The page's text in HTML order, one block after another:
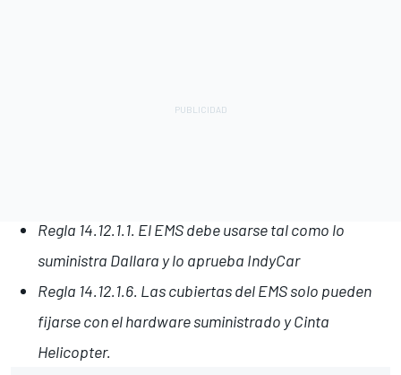
Regla 14.12.1.1. El EMS debe usarse tal como lo
suministra Dallara y lo aprueba IndyCar
Regla 14.12.1.6. Las cubiertas del EMS solo pueden
fijarse con el hardware suministrado yCinta
Helicopter.